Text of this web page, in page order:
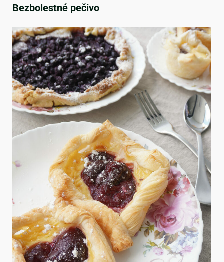
Bezbolestné pečivo